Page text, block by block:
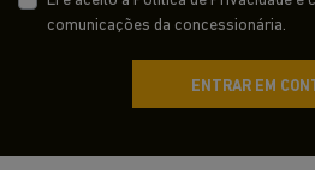
comunicações da concessionária.
ENTRAR EM